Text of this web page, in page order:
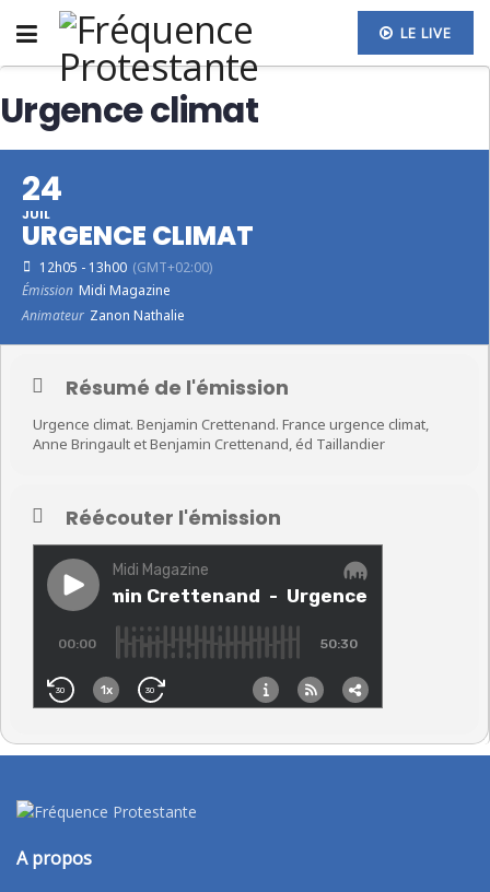
LE LIVE
Urgence climat
24
JUIL
URGENCE CLIMAT
12h05 - 13h00 (GMT+02:00)
Émission Midi Magazine
Animateur Zanon Nathalie
Résumé de l'émission
Urgence climat. Benjamin Crettenand. France urgence climat,
Anne Bringault et Benjamin Crettenand, éd Taillandier
Réécouter l'émission
A propos